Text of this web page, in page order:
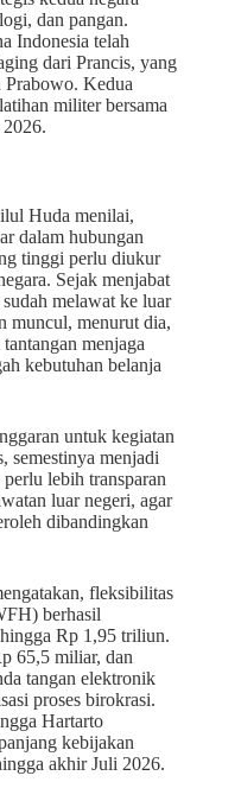
dan pangan.
Indonesia telah
dari Prancis, yang
Prabowo. Kedua
militer bersama
2026.
Huda menilai,
dalam hubungan
tinggi perlu diukur
Sejak menjabat
melawat ke luar
muncul, menurut dia,
menjaga
kebutuhan belanja
untuk kegiatan
semestinya menjadi
lebih transparan
luar negeri, agar
dibandingkan
fleksibilitas
berhasil
Rp 1,95 triliun.
65,5 miliar, dan
tangan elektronik
proses birokrasi.
Hartarto
kebijakan
akhir Juli 2026.